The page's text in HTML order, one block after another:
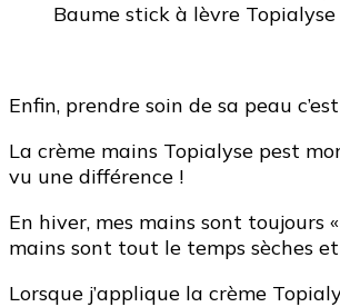
Baume stick à lèvre Topialyse
Enfin, prendre soin de sa peau
La crème mains Topialyse pest
vu une différence !
En hiver, mes mains sont toujours
mains sont tout le temps sèches
Lorsque j’applique la crème